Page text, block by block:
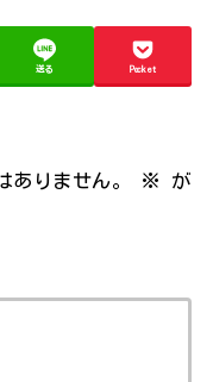
送る Pocket
ありません。 ※
が